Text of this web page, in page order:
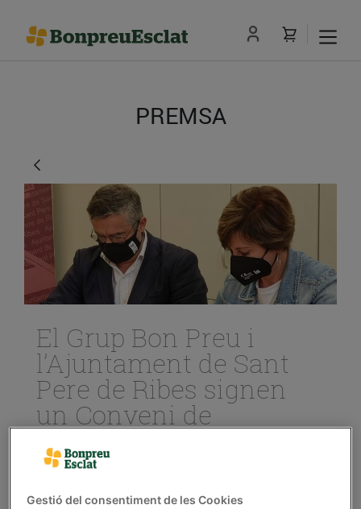
PREMSA
El Grup Bon Preu i
l’Ajuntament de Sant
Pere de Ribes signen
un Conveni de
col·laboració en el marc
del procés de selecció
de personal pel nou
Gestió del consentiment de les Cookies